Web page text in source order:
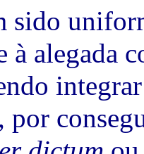
sido
à alegada